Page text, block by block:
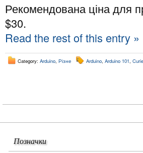
Рекомендована ціна для
$30.
Read the rest of this entry »
Category: Arduino Різне Arduino Arduino 101 Curie
Позначки